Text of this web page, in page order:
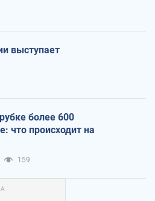
выступает
более 600
что происходит на
159